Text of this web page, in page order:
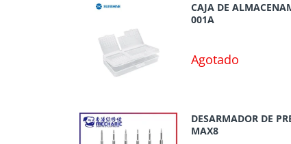
CAJA DE
001A
Agotado
DESARMADOR DE
MAX8